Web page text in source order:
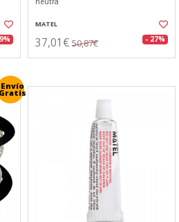
MATEL
37,01€ 50,87€ - 27%
Envío
Gratis